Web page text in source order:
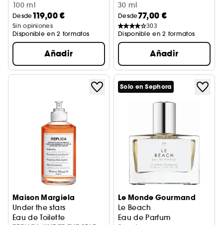
toilette
100 ml
Desde119,00 €
Sin opiniones
Disponible en 2 formatos
Añadir
Eau De Toilette
30 ml
Desde77,00 €
303
Disponible en 2 formatos
Añadir
Maison Margiela
Under the stars
Eau de Toilette
Solo en Sephora
Le Monde Gourmand
Le Beach
Eau de Parfum